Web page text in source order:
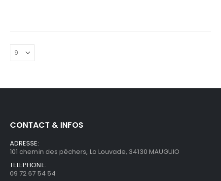
CONTACT & INFOS
ADRESSE:
101 chemin des pêchers, La Louvade, 34130 MAUGUIO
TELEPHONE:
09 72 67 54 54